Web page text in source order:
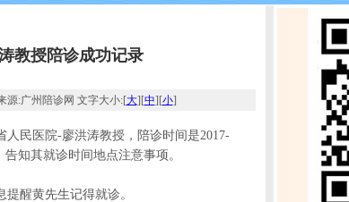
教授陪诊成功记录
源:广州陪诊网 文字大小:[大][中][小]
人民医院-廖洪涛教授，陪诊时间是2017-
知其就诊时间地点注意事项。
醒黄先生记得就诊。